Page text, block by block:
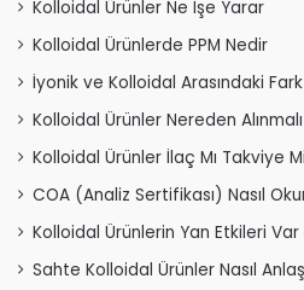
Kolloidal Ürünler Ne İşe Yarar
Kolloidal Ürünlerde PPM Nedir
İyonik ve Kolloidal Arasındaki Fark
Kolloidal Ürünler Nereden Alınmalı
Kolloidal Ürünler İlaç Mı Takviye Mi
COA (Analiz Sertifikası) Nasıl
Kolloidal Ürünlerin Yan Etkileri Var
Sahte Kolloidal Ürünler Nasıl